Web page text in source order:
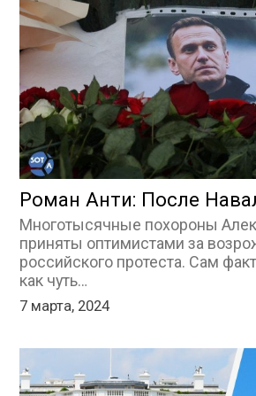
Многотысячные похороны
приняты оптимистами за
российского протеста. Сам
как чуть…
7 марта, 2024
Роман Анти: После